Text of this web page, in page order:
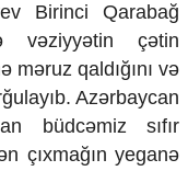
Birinci Qarabağ
vəziyyətin çətin
qaldığını və
Azərbaycan
büdcəmiz sıfır
çıxmağın yeganə